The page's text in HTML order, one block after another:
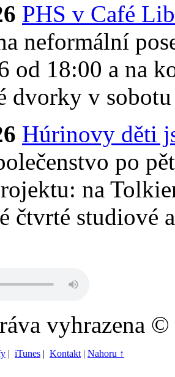
PHS v Café
neformální
od 18:00 a na
dvorky v
Húrinovy děti
po
na
čtvrté studiové
vyhrazena
| iTunes | Kontakt | Nahoru ↑